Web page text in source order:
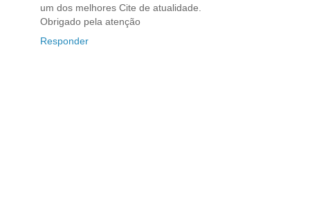
um dos melhores Cite de atualidade.
Obrigado pela atenção
Responder